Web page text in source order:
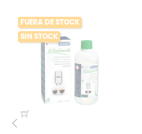
FUERA DE STOCK
SIN STOCK